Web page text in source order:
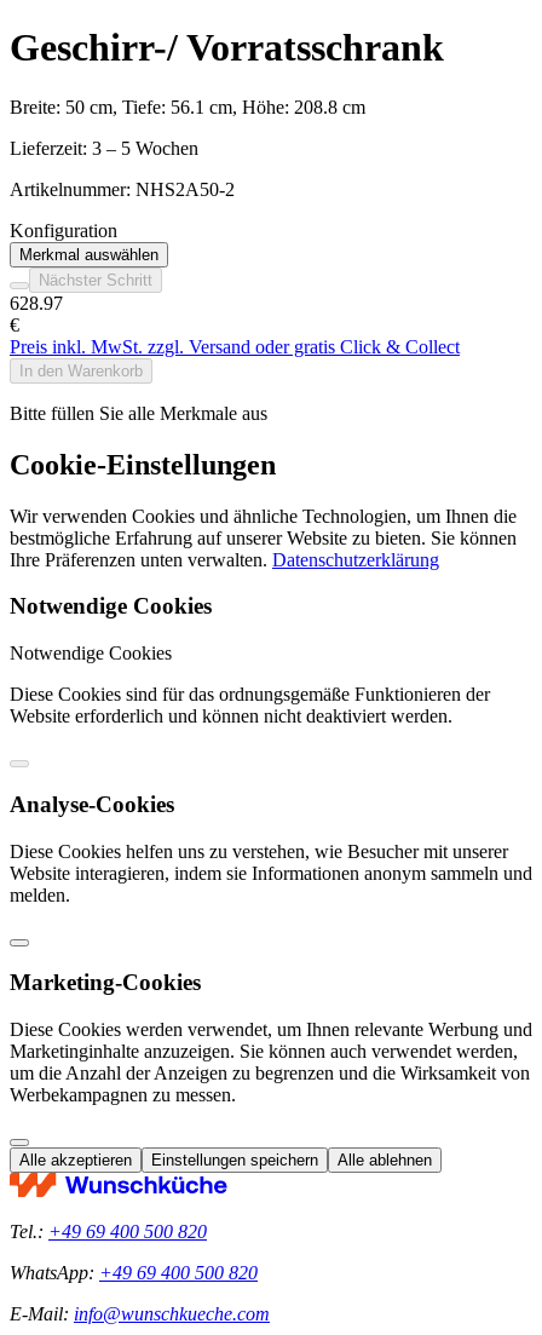
Geschirr-/ Vorratsschrank
Breite: 50 cm, Tiefe: 56.1 cm, Höhe: 208.8 cm
Lieferzeit: 3 – 5 Wochen
Artikelnummer: NHS2A50-2
Konfiguration
Merkmal auswählen
Nächster Schritt
628.97
€
Preis inkl. MwSt. zzgl. Versand oder gratis Click & Collect
In den Warenkorb
Bitte füllen Sie alle Merkmale aus
Cookie-Einstellungen
Wir verwenden Cookies und ähnliche Technologien, um Ihnen die
bestmögliche Erfahrung auf unserer Website zu bieten. Sie können
Ihre Präferenzen unten verwalten. Datenschutzerklärung
Notwendige Cookies
Notwendige Cookies
Diese Cookies sind für das ordnungsgemäße Funktionieren der
Website erforderlich und können nicht deaktiviert werden.
Analyse-Cookies
Diese Cookies helfen uns zu verstehen, wie Besucher mit unserer
Website interagieren, indem sie Informationen anonym sammeln und
melden.
Marketing-Cookies
Diese Cookies werden verwendet, um Ihnen relevante Werbung und
Marketinginhalte anzuzeigen. Sie können auch verwendet werden,
um die Anzahl der Anzeigen zu begrenzen und die Wirksamkeit von
Werbekampagnen zu messen.
Alle akzeptieren Einstellungen speichern Alle ablehnen
Tel.: +49 69 400 500 820
WhatsApp: +49 69 400 500 820
E-Mail: info@wunschkueche.com